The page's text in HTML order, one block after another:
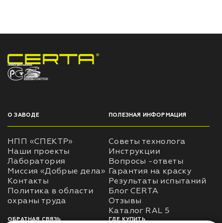
НПП «СПЕКТР» ЗАВОД ЛАКОКРАСОЧНЫХ МАТЕРИАЛОВ
О ЗАВОДЕ
НПП «СПЕКТР»
Наши проекты
Лаборатория
Миссия «Добрые дела»
Контакты
Политика в области
ПОЛЕЗНАЯ ИНФОРМАЦИЯ
Советы технолога
Инструкции
Вопросы -ответы
Гарантия на краску
Результаты испытаний
Блог CERTA
Отзывы
Каталог RAL 5
ОБРАТНАЯ СВЯЗЬ ГДЕ КУПИТЬ